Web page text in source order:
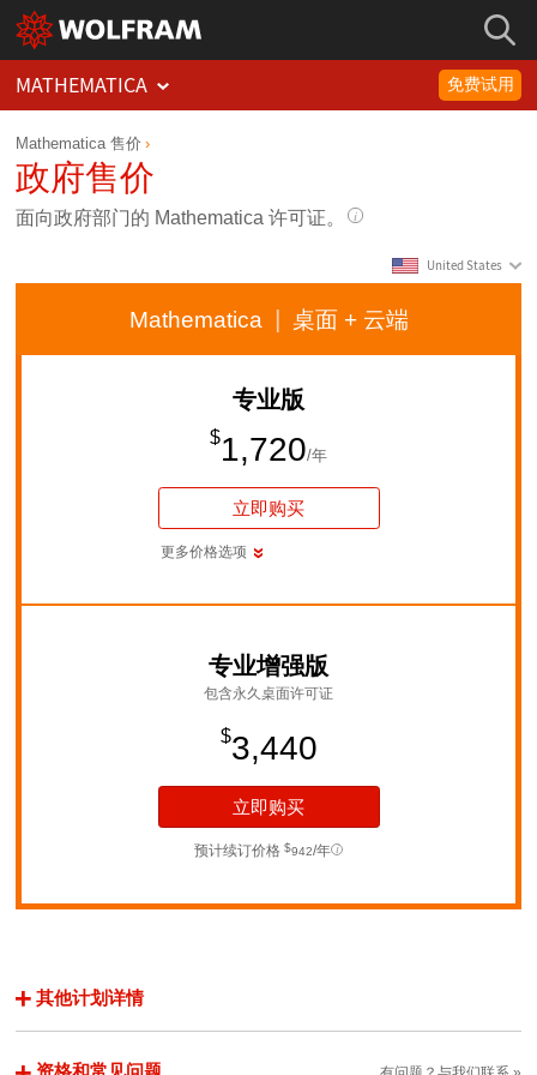
MATHEMATICA 免费试用
Mathematica 售价
政府售价
面向政府部门的 Mathematica 许可证。
United States
Mathematica 桌面 + 云端
专业版
$1,720/年
立即购买
更多价格选项
专业增强版
包含永久桌面许可证
$3,440
立即购买
预计续订价格 $942/年
其他计划详情